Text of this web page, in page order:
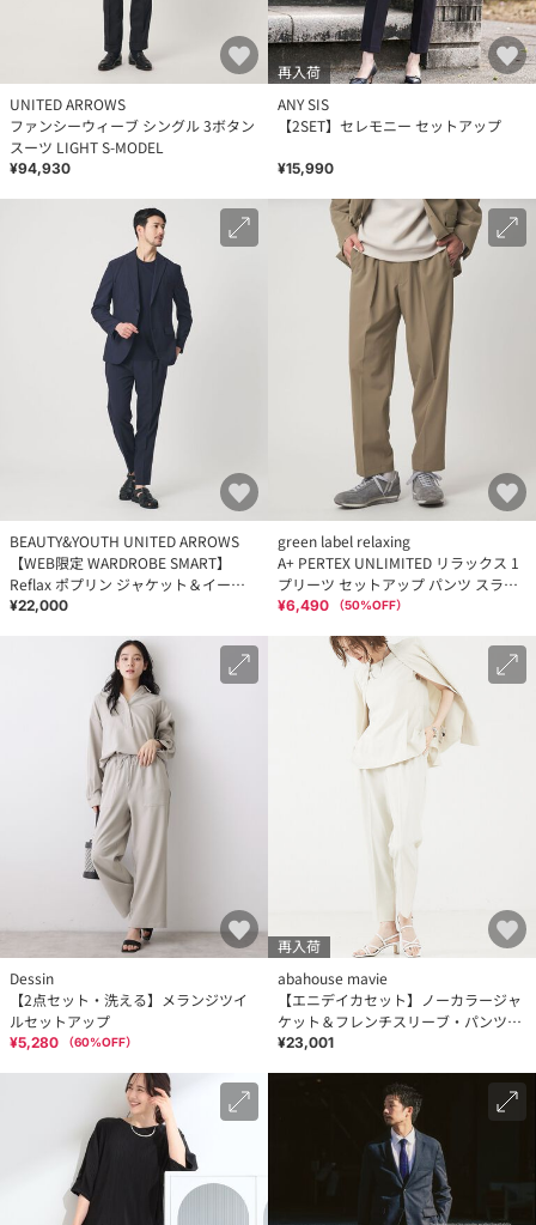
UNITED ARROWS
ファンシーウィーブ シングル 3ボタン
スーツ LIGHT S-MODEL
¥94,930
再入荷
ANY SIS
【2SET】セレモニー セットアップ
¥15,990
BEAUTY&YOUTH UNITED ARROWS
【WEB限定 WARDROBE SMART】
Reflax ポプリン ジャケット＆イージ
ーパンツ
¥22,000
green label relaxing
A+ PERTEX UNLIMITED リラックス 1
プリーツ セットアップ パンツ スラッ
クス -ウォッシャブル・ストレッチ
¥6,490 （50%OFF）
Dessin
【2点セット・洗える】メランジツイ
ルセットアップ
¥5,280 （60%OFF）
再入荷
abahouse mavie
【エニデイカセット】ノーカラージャ
ケット＆フレンチスリーブ・パンツセ
ットアップ
¥23,001